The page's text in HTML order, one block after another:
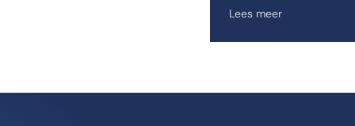
Lees meer